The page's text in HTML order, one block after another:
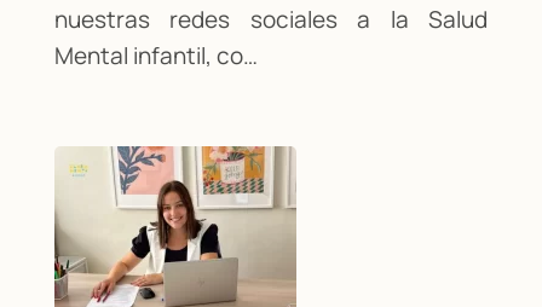
nuestras redes sociales a la Salud
Mental infantil, co…